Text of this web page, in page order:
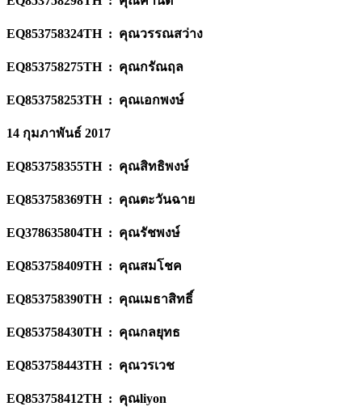
EQ853758324TH : คุณวรรณสว่าง
EQ853758275TH : คุณกรัณฤล
EQ853758253TH : คุณเอกพงษ์
14 กุมภาพันธ์ 2017
EQ853758355TH : คุณสิทธิพงษ์
EQ853758369TH : คุณตะวันฉาย
EQ378635804TH : คุณรัชพงษ์
EQ853758409TH : คุณสมโชค
EQ853758390TH : คุณเมธาสิทธิ์
EQ853758430TH : คุณกลยุทธ
EQ853758443TH : คุณวรเวช
EQ853758412TH : คุณliyon